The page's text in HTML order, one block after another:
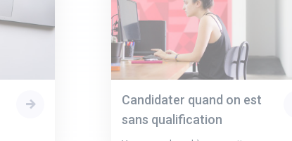
Candidater quand on est
sans qualification